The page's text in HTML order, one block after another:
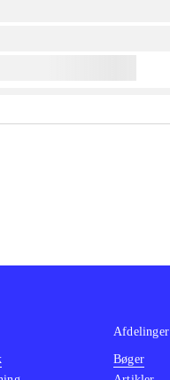
Afdelinger
Bøger